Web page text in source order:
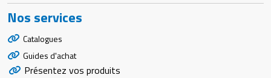
Nos services
Catalogues
Guides d'achat
Présentez vos produits